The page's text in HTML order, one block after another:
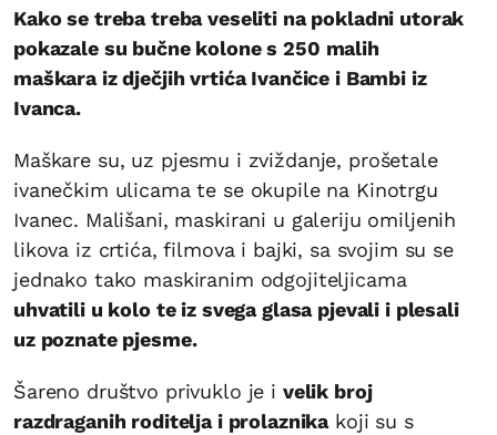
Kako se treba treba veseliti na pokladni utorak
pokazale su bučne kolone s 250 malih
maškara iz dječjih vrtića Ivančice i Bambi iz
Ivanca.
Maškare su, uz pjesmu i zviždanje, prošetale
ivanečkim ulicama te se okupile na Kinotrgu
Ivanec. Mališani, maskirani u galeriju omiljenih
likova iz crtića, filmova i bajki, sa svojim su se
jednako tako maskiranim odgojiteljicama
uhvatili u kolo te iz svega glasa pjevali i plesali
uz poznate pjesme.
Šareno društvo privuklo je i velik broj
razdraganih roditelja i prolaznikakoji su s